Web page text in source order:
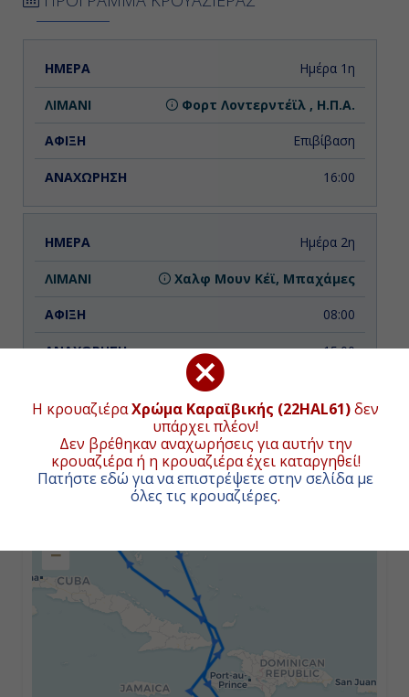
Η κρουαζιέραΧρώμα Καραϊβικής (22HAL61)δεν
υπάρχει πλέον!
Δεν βρέθηκαν αναχωρήσεις για αυτήν την
κρουαζιέρα ή η κρουαζιέρα έχει καταργηθεί!
Πατήστε εδώ για να επιστρέψετε στην σελίδα με
όλες τις κρουαζιέρες.
ΗΜΕΡΑ ΑΝΑΧΩΡΗΣΗ
Ημέρα 1η
Φορτ Λοvτερντέϊλ , Η.Π.Α.
Επιβίβαση
16:00
Ημέρα 2η
Χαλφ Μουν Κέϊ, Μπαχάμες
08:00
15:00
Ημέρα 3η
Εν Πλω
-
Όραντζσταντ , Αρούμπα
14:00
ΧΑΡΤΗΣ ΚΡΟΥΑΖΙΕΡΑΣ
−